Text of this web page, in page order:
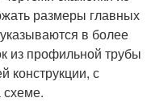
размеры главных
в более
из профильной трубы
конструкции, с